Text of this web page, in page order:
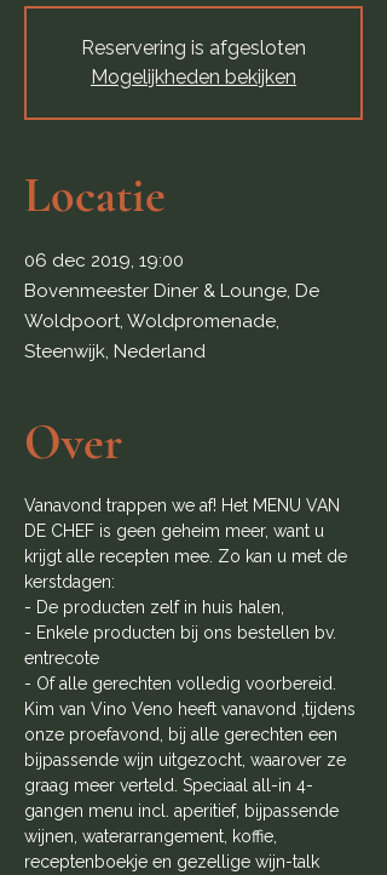
Reservering is afgesloten
Mogelijkheden bekijken
Locatie
06 dec 2019, 19:00
Bovenmeester Diner & Lounge, De
Woldpoort, Woldpromenade,
Steenwijk, Nederland
Over
Vanavond trappen we af! Het MENU VAN
DE CHEF is geen geheim meer, want u
krijgt alle recepten mee. Zo kan u met de
kerstdagen:
- De producten zelf in huis halen,
- Enkele producten bij ons bestellen bv.
entrecote
- Of alle gerechten volledig voorbereid.
Kim van Vino Veno heeft vanavond ,tijdens
onze proefavond, bij alle gerechten een
bijpassende wijn uitgezocht, waarover ze
graag meer verteld. Speciaal all-in 4-
gangen menu incl. aperitief, bijpassende
wijnen, waterarrangement, koffie,
receptenboekje en gezellige wijn-talk